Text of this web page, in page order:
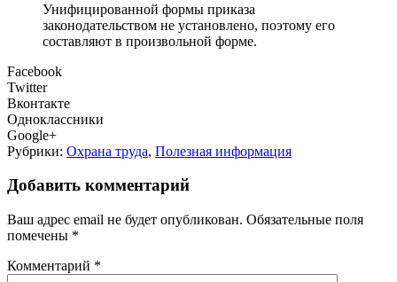
Унифицированной формы приказа
законодательством не установлено, поэтому его
составляют в произвольной форме.
Facebook
Twitter
Вконтакте
Одноклассники
Google+
Рубрики: Охрана труда, Полезная информация
Добавить комментарий
Ваш адрес email не будет опубликован. Обязательные поля
помечены *
Комментарий *